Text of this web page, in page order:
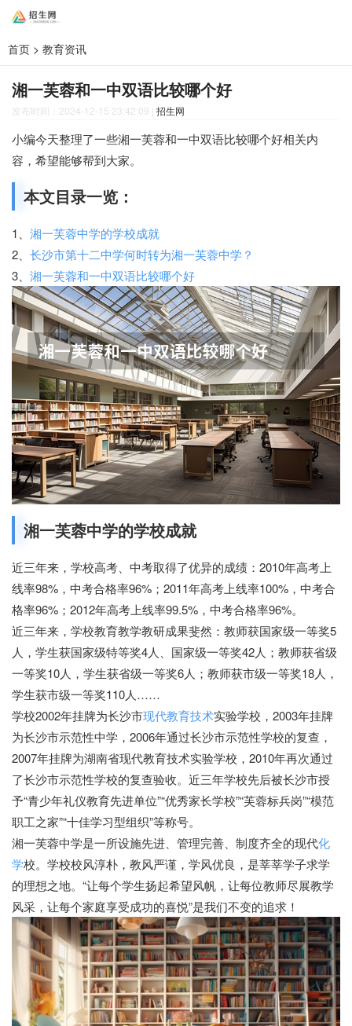
首页 > 教育资讯
湘一芙蓉和一中双语比较哪个好
发布时间：2024-12-15 23:42:09 | 招生网
小编今天整理了一些湘一芙蓉和一中双语比较哪个好相关内
容，希望能够帮到大家。
本文目录一览：
1、 湘一芙蓉中学的学校成就
2、 长沙市第十二中学何时转为湘一芙蓉中学？
3、 湘一芙蓉和一中双语比较哪个好
湘一芙蓉中学的学校成就
近三年来，学校高考、中考取得了优异的成绩：2010年高考上
线率98%，中考合格率96%；2011年高考上线率100%，中考合
格率96%；2012年高考上线率99.5%，中考合格率96%。
近三年来，学校教育教学教研成果斐然：教师获国家级一等奖5
人，学生获国家级特等奖4人、国家级一等奖42人；教师获省级
一等奖10人，学生获省级一等奖6人；教师获市级一等奖18人，
学生获市级一等奖110人……
学校2002年挂牌为长沙市现代教育技术实验学校，2003年挂牌
为长沙市示范性中学，2006年通过长沙市示范性学校的复查，
2007年挂牌为湖南省现代教育技术实验学校，2010年再次通过
了长沙市示范性学校的复查验收。近三年学校先后被长沙市授
予“青少年礼仪教育先进单位”“优秀家长学校”“芙蓉标兵岗”“模范
职工之家”“十佳学习型组织”等称号。
湘一芙蓉中学是一所设施先进、管理完善、制度齐全的现代化
学校。学校校风淳朴，教风严谨，学风优良，是莘莘学子求学
的理想之地。“让每个学生扬起希望风帆，让每位教师尽展教学
风采，让每个家庭享受成功的喜悦”是我们不变的追求！